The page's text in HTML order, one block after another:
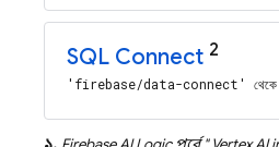
SQL Connect 2
'firebase/data-connect' থেকে